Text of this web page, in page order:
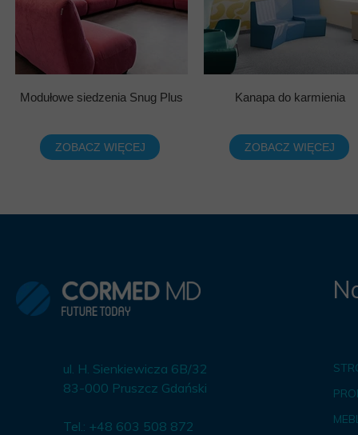
Modułowe siedzenia Snug Plus Kanapa do karmienia
ZOBACZ WIĘCEJ ZOBACZ WIĘCEJ
ul. H. Sienkiewicza 6B/32
83-000 Pruszcz Gdański
Tel.: +48 603 508 872